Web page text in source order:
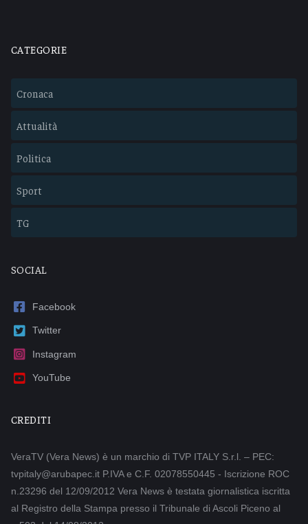
CATEGORIE
Cronaca
Attualità
Politica
Sport
TG
SOCIAL
Facebook
Twitter
Instagram
YouTube
CREDITI
VeraTV (Vera News) è un marchio di TVP ITALY S.r.l. – PEC:
tvpitaly@arubapec.it P.IVA e C.F. 02078550445 - Iscrizione ROC
n.23296 del 12/09/2012 Vera News è testata giornalistica iscritta
al Registro della Stampa presso il Tribunale di Ascoli Piceno al